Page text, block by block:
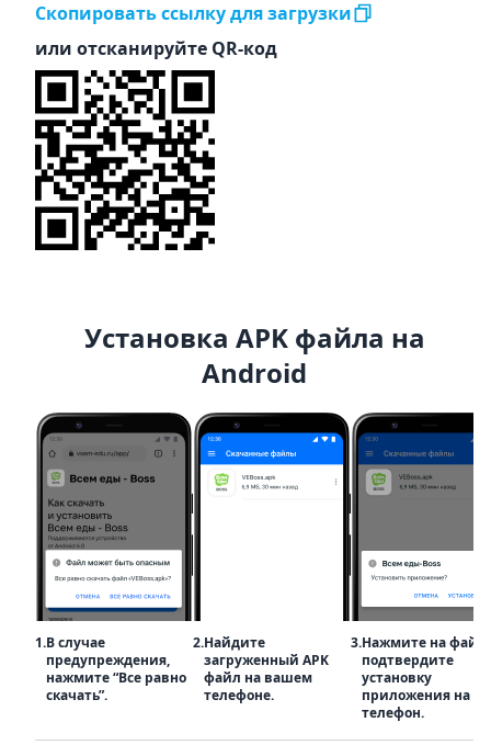
Скопировать ссылку для загрузки
или отсканируйте QR-код
Установка APK файла на
Android
1.В случае
предупреждения,
нажмите “Все равно
скачать”.
2.Найдите
загруженный APK
файл на вашем
телефоне.
3.Нажмите на файл
подтвердите
установку
приложения на
телефон.